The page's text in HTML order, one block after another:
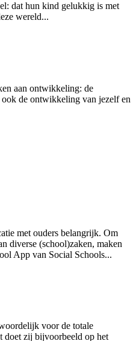
dat hun kind gelukkig is met
wereld...
aan ontwikkeling: de
de ontwikkeling van jezelf en
met ouders belangrijk. Om
diverse (school)zaken, maken
App van Social Schools...
voor de totale
doet zij bijvoorbeeld op het